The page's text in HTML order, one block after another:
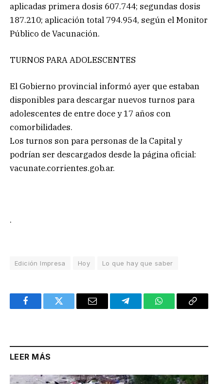
aplicadas primera dosis 607.744; segundas dosis
187.210; aplicación total 794.954, según el Monitor
Público de Vacunación.
TURNOS PARA ADOLESCENTES
El Gobierno provincial informó ayer que estaban
disponibles para descargar nuevos turnos para
adolescentes de entre doce y 17 años con
comorbilidades.
Los turnos son para personas de la Capital y
podrían ser descargados desde la página oficial:
vacunate.corrientes.gob.ar.
.
Edición Impresa Hoy Lo que hay que saber
FacebookTwitter Email TelegramWhatsAppCopy
LEER MÁS